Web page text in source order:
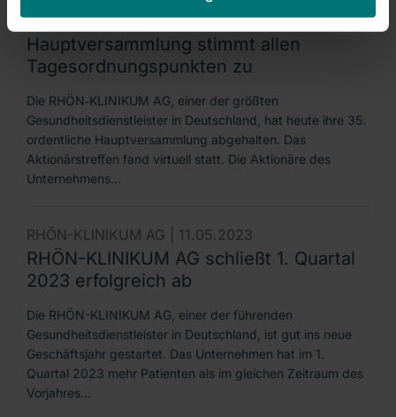
RHÖN-KLINIKUM AG |07.06.2023
Hauptversammlung stimmt allen
Tagesordnungspunkten zu
Die RHÖN‐KLINIKUM AG, einer der größten
Gesundheitsdienstleister in Deutschland, hat heute ihre 35.
ordentliche Hauptversammlung abgehalten. Das
Aktionärstreffen fand virtuell statt. Die Aktionäre des
Unternehmens…
RHÖN-KLINIKUM AG | 11.05.2023
RHÖN-KLINIKUM AG schließt 1. Quartal
2023 erfolgreich ab
Die RHÖN-KLINIKUM AG, einer der führenden
Gesundheitsdienstleister in Deutschland, ist gut ins neue
Geschäftsjahr gestartet. Das Unternehmen hat im 1.
Quartal 2023 mehr Patienten als im gleichen Zeitraum des
Vorjahres…